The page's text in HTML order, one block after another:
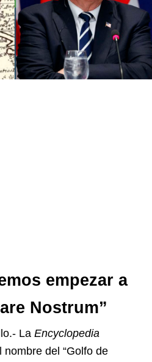
empezar a
Nostrum”
La Encyclopedia
nombre del “Golfo de